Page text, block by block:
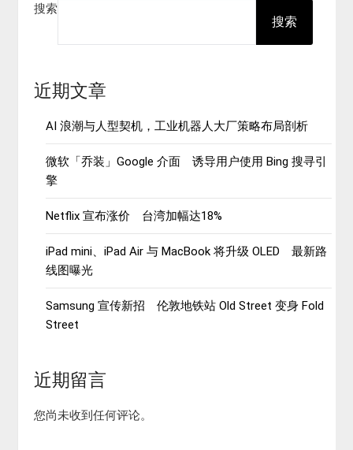
搜索
搜索
近期文章
AI 浪潮与人型契机，工业机器人大厂策略布局剖析
微软「乔装」Google 介面 诱导用户使用 Bing 搜寻引
擎
Netflix 宣布涨价 台湾加幅达18%
iPad mini、iPad Air 与 MacBook 将升级 OLED 最新路
线图曝光
Samsung 宣传新招 伦敦地铁站 Old Street 变身 Fold
Street
近期留言
您尚未收到任何评论。